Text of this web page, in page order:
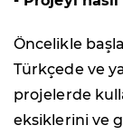
Öncelikle
Türkçede ve
projelerde
eksiklerini ve